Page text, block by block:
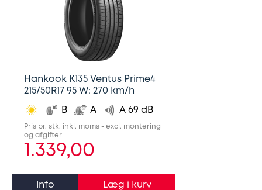
Hankook K135 Ventus Prime4
215/50R17 95 W: 270 km/h
B A A 69 dB
Pris pr. stk. inkl. moms - excl. montering
og afgifter
1.339,00
Info